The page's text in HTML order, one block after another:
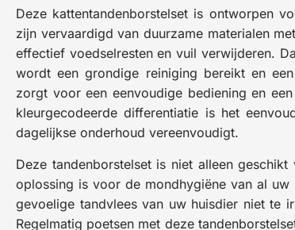
Deze kattentandenborstelset is ontworpen
zijn vervaardigd van duurzame materialen
effectief voedselresten en vuil verwijderen.
wordt een grondige reiniging bereikt en
zorgt voor een eenvoudige bediening en
kleurgecodeerde differentiatie is het
dagelijkse onderhoud vereenvoudigt.
Deze tandenborstelset is niet alleen
oplossing is voor de mondhygiëne van al
gevoelige tandvlees van uw huisdier niet te
Regelmatig poetsen met deze